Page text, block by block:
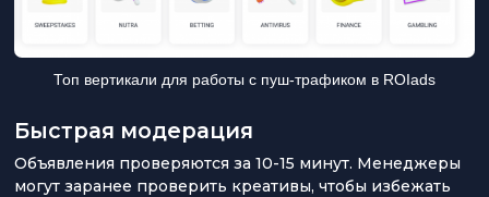
Топ вертикали для работы с пуш-трафиком в ROIads
Быстрая модерация
Объявления проверяются за 10-15 минут. Менеджеры
могут заранее проверить креативы, чтобы избежать